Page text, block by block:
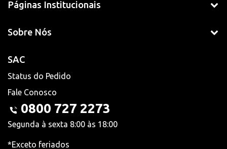
Páginas Institucionais
Sobre Nós
SAC
Status do Pedido
Fale Conosco
0800 727 2273
Segunda à sexta 8:00 às 18:00
*Exceto feriados